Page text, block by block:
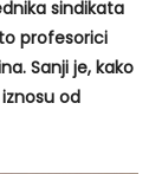
sindikata
profesorici
Sanji je, kako
od